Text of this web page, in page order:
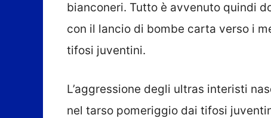
bianconeri. Tutto è avvenuto quindi
con il lancio di bombe carta verso i
tifosi juventini.
L’aggressione degli ultras interisti
nel tarso pomeriggio dai tifosi